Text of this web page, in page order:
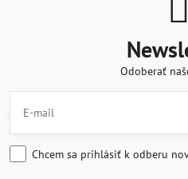
Odoberať
Chcem sa prihlásiť k odberu